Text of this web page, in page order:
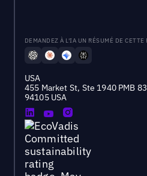
DEMANDEZ À L'IA UN RÉSUMÉ DE CETTE
USA
455 Market St, Ste 1940 PMB
94105 USA